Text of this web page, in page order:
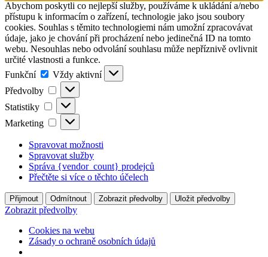
Abychom poskytli co nejlepší služby, používáme k ukládání a/nebo
přístupu k informacím o zařízení, technologie jako jsou soubory
cookies. Souhlas s těmito technologiemi nám umožní zpracovávat
údaje, jako je chování při procházení nebo jedinečná ID na tomto
webu. Nesouhlas nebo odvolání souhlasu může nepříznivě ovlivnit
určité vlastnosti a funkce.
Funkční
Funkční
Vždy aktivní
Předvolby
Předvolby
Statistiky Statistiky
Marketing Marketing
Spravovat možnosti
Spravovat služby
Správa {vendor_count} prodejců
Přečtěte si více o těchto účelech
Přijmout Odmítnout Zobrazit předvolby Uložit předvolby
Zobrazit předvolby
Cookies na webu
Zásady o ochraně osobních údajů